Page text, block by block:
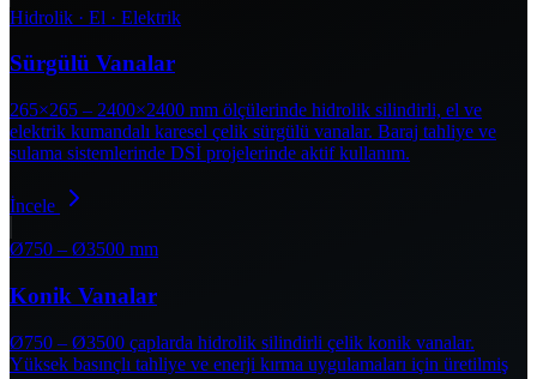
Hidrolik · El · Elektrik
Sürgülü Vanalar
265×265 – 2400×2400 mm ölçülerinde hidrolik silindirli, el ve
elektrik kumandalı karesel çelik sürgülü vanalar. Baraj tahliye ve
sulama sistemlerinde DSİ projelerinde aktif kullanım.
İncele
Ø750 – Ø3500 mm
Konik Vanalar
Ø750 – Ø3500 çaplarda hidrolik silindirli çelik konik vanalar.
Yüksek basınçlı tahliye ve enerji kırma uygulamaları için üretilmiş